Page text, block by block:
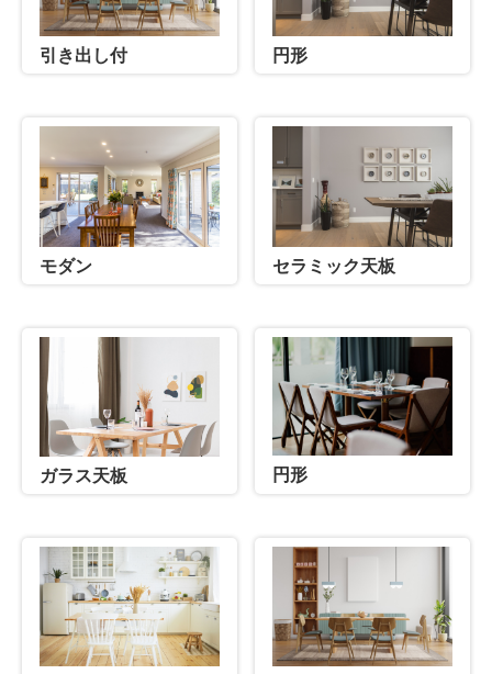
引き出し付 円形
モダン セラミック天板
ガラス天板 円形